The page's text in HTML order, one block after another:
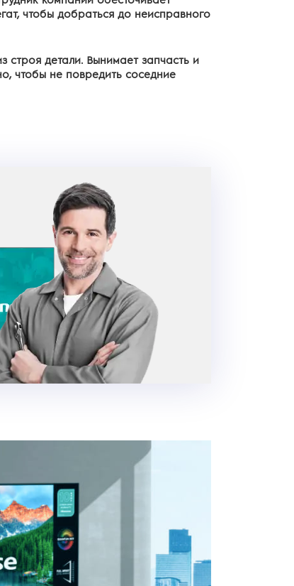
чтобы добраться до неисправного
строя детали. Вынимает запчасть и
чтобы не повредить соседние